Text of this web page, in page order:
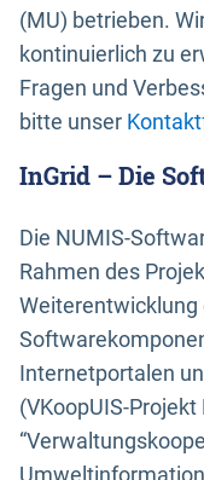
(MU) betrieben.
kontinuierlich zu
Fragen und
bitte unser
InGrid – Die
Die NUMIS-
Rahmen des
Weiterentwicklung
Internetportalen
(VKoopUIS-